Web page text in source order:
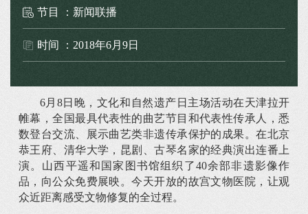
节目 ：新闻联播
时间 ：2018年6月9日
6月8日晚，文化和自然遗产日主场活动在天津拉开
帷幕，全国最具代表性的曲艺节目和代表性传承人，悉
数登台交流、展示曲艺类非遗传承保护的成果。在北京
恭王府、清华大学，昆剧、古琴名家的经典演出连番上
演。山西平遥和国家图书馆组织了40余部非遗影像作
品，向公众免费展映。今天开放的故宫文物医院，让观
众近距离感受文物修复的全过程。